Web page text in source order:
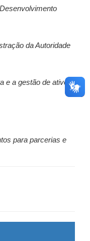
da Autoridade
e a gestão de ativos.
para parcerias e